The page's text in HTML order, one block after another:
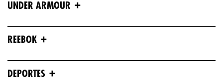
UNDER ARMOUR +
REEBOK +
DEPORTES +